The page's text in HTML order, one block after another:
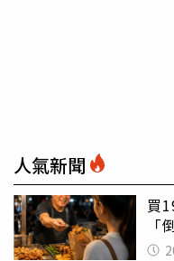
人氣新聞
買
灣